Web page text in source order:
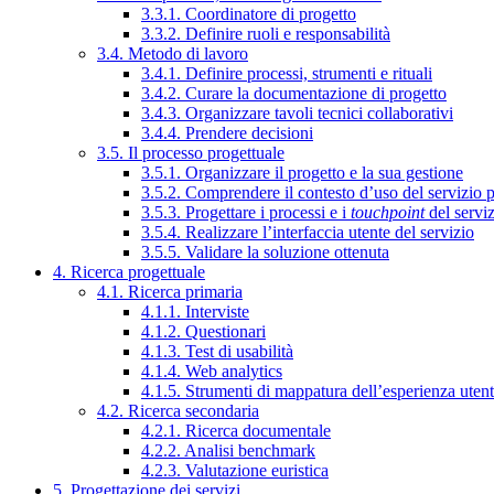
3.3.1. Coordinatore di progetto
3.3.2. Definire ruoli e responsabilità
3.4. Metodo di lavoro
3.4.1. Definire processi, strumenti e rituali
3.4.2. Curare la documentazione di progetto
3.4.3. Organizzare tavoli tecnici collaborativi
3.4.4. Prendere decisioni
3.5. Il processo progettuale
3.5.1. Organizzare il progetto e la sua gestione
3.5.2. Comprendere il contesto d’uso del servizio
3.5.3. Progettare i processi e i touchpointdel
3.5.4. Realizzare l’interfaccia utente del servizio
3.5.5. Validare la soluzione ottenuta
4. Ricerca progettuale
4.1. Ricerca primaria
4.1.1. Interviste
4.1.2. Questionari
4.1.3. Test di usabilità
4.1.4. Web analytics
4.1.5. Strumenti di mappatura dell’esperienza
4.2. Ricerca secondaria
4.2.1. Ricerca documentale
4.2.2. Analisi benchmark
4.2.3. Valutazione euristica
5. Progettazione dei servizi